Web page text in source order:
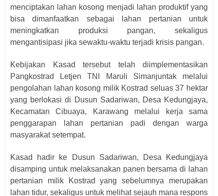
menciptakan lahan kosong menjadi lahan produktif yang
bisa dimanfaatkan sebagai lahan pertanian untuk
meningkatkan produksi pangan, sekaligus
mengantisipasi jika sewaktu-waktu terjadi krisis pangan.
Kebijakan Kasad tersebut telah diimplementasikan
Pangkostrad Letjen TNI Maruli Simanjuntak melalui
pengolahan lahan kosong milik Kostrad seluas 37 hektar
yang berlokasi di Dusun Sadariwan, Desa Kedungjaya,
Kecamatan Cibuaya, Karawang melalui kerja sama
penggarapan lahan pertanian padi dengan warga
masyarakat setempat.
Kasad hadir ke Dusun Sadariwan, Desa Kedungjaya
disamping untuk melaksanakan panen bersama di lahan
pertanian milik Kostrad yang sebelumnya merupakan
lahan tidur, sekaligus untuk melihat sejauh mana respons